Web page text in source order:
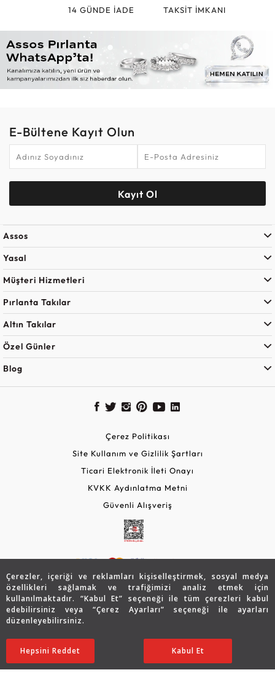
Çerezler, içeriği ve reklamları kişiselleştirmek, sosyal medya
özellikleri sağlamak ve trafiğimizi analiz etmek için
kullanılmaktadır. “Kabul Et” seçeneği ile tüm çerezleri kabul
edebilirsiniz veya “Çerez Ayarları” seçeneği ile ayarları
düzenleyebilirsiniz.
Ayarları Düzenle
Hepsini Reddet Kabul Et
63.676 TL
31.838TL SATIN ALIN
14 GÜNDE İADE TAKSİT İMKANI
E-Bültene Kayıt Olun
Kayıt Ol
Assos
Yasal
Müşteri Hizmetleri
Pırlanta Takılar
Altın Takılar
Özel Günler
Blog
© 2026 Assos Diamond
Çerez Politikası
Site Kullanım ve Gizlilik Şartları
Ticari Elektronik İleti Onayı
KVKK Aydınlatma Metni
Güvenli Alışveriş
Copyright © 2026 Assos Pırlanta - Bu sitenin tüm hakları